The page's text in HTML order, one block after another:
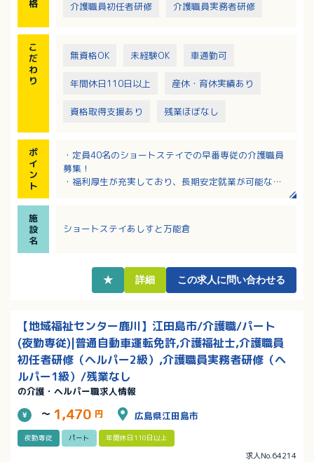
格 介護職員初任者研修 介護職員実務者研修
こ
だ
わ
り
無資格OK 未経験OK 車通勤可
年間休日110日以上 産休・育休実績あり
資格取得支援あり 残業ほぼなし
ポ
イ
ン
ト
・定員40名のショートステイでの早番専従の介護職員
募集！
・福利厚生が充実しており、長期安定就業が可能な職
えられるサポート体制も万全です。
・年間休日112日！希望休や勤務時間について相談可能
発的なお休みの相談もできます！子育て中の職員多数
活躍中！
施
設
名
ショートステイあしすと万能倉
★ 詳細 この求人に問い合わせる
【地域福祉センター鹿川】江田島市/介護職/パート
(夜勤専従)|普通自動車運転免許,介護福祉士,介護職員
初任者研修（ヘルパー2級）,介護職員実務者研修（ヘ
ルパー1級）/残業なし
の介護・ヘルパー職求人情報
～ 1,470 円 広島県江田島市
夜勤専従 パート 年間休日110日以上
求人No.64214